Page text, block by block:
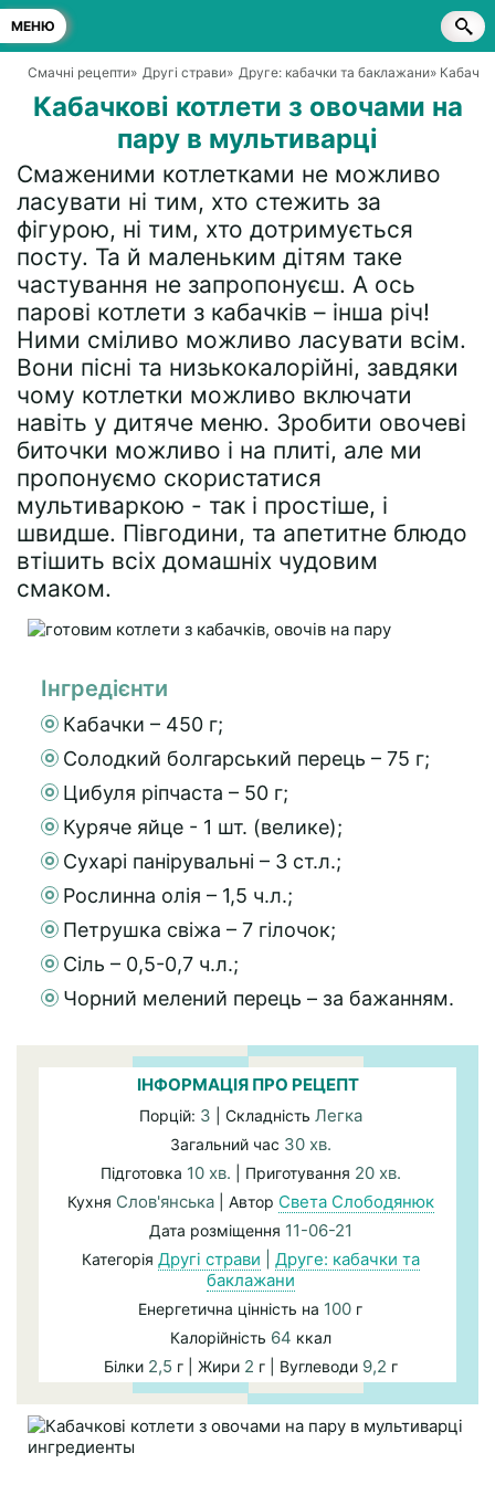
МЕНЮ
Смачні рецепти» Другі страви» Друге: кабачки та баклажани»
Кабачкові котлети з овочами на
пару в мультиварці
Смаженими котлетками не можливо
ласувати ні тим, хто стежить за
фігурою, ні тим, хто дотримується
посту. Та й маленьким дітям таке
частування не запропонуєш. А ось
парові котлети з кабачків – інша річ!
Ними сміливо можливо ласувати всім.
Вони пісні та низькокалорійні, завдяки
чому котлетки можливо включати
навіть у дитяче меню. Зробити овочеві
биточки можливо і на плиті, але ми
пропонуємо скористатися
мультиваркою - так і простіше, і
швидше. Півгодини, та апетитне блюдо
втішить всіх домашніх чудовим
смаком.
Інгредієнти
Кабачки – 450 г;
Солодкий болгарський перець – 75 г;
Цибуля ріпчаста – 50 г;
Куряче яйце - 1 шт. (велике);
Сухарі панірувальні – 3 ст.л.;
Рослинна олія – 1,5 ч.л.;
Петрушка свіжа – 7 гілочок;
Сіль – 0,5-0,7 ч.л.;
Чорний мелений перець – за бажанням.
ІНФОРМАЦІЯ ПРО РЕЦЕПТ
Порцій: 3 | Складність Легка
Загальний час 30 хв.
Підготовка 10 хв. | Приготування 20 хв.
Кухня Слов'янська| Автор Света Слободянюк
Дата розміщення 11-06-21
Категорія Другі страви
Друге: кабачки та
баклажани
Енергетична цінність на 100 г
Калорійність 64 ккал
Білки 2,5 г | Жири 2 г | Вуглеводи 9,2 г